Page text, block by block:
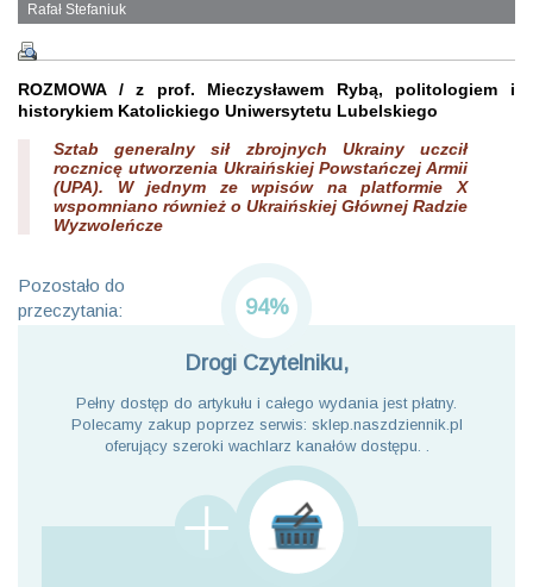
Rafał Stefaniuk
ROZMOWA / z prof. Mieczysławem Rybą, politologiem i
historykiem Katolickiego Uniwersytetu Lubelskiego
Sztab generalny sił zbrojnych Ukrainy uczcił
rocznicę utworzenia Ukraińskiej Powstańczej Armii
(UPA). W jednym ze wpisów na platformie X
wspomniano również o Ukraińskiej Głównej Radzie
Wyzwoleńcze
Pozostało do
przeczytania:
94%
Drogi Czytelniku,
Pełny dostęp do artykułu i całego wydania jest płatny.
Polecamy zakup poprzez serwis: sklep.naszdziennik.pl
oferujący szeroki wachlarz kanałów dostępu. .